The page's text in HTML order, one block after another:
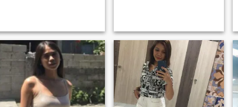
someone that is respectful
especia
noen ganger hagearbeid og
motorsykkel riding Hvis du
ikke liker tatovering hoppe
over profilen min. Takk Jeg er
ikke et PREMIUM-medlem så
jeg kan ikke se eller lese
meldingen din. - Beklager. -
Ja, det gjør jeg. - Det gjør jeg
ikke.